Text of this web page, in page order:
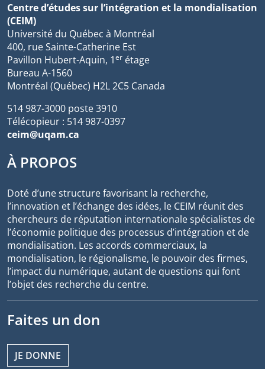
Centre d’études sur l’intégration et la mondialisation
(CEIM)
Université du Québec à Montréal
400, rue Sainte-Catherine Est
Pavillon Hubert-Aquin, 1er étage
Bureau A-1560
Montréal (Québec) H2L 2C5 Canada
514 987-3000 poste 3910
Télécopieur : 514 987-0397
ceim@uqam.ca
À PROPOS
Doté d’une structure favorisant la recherche,
l’innovation et l’échange des idées, le CEIM réunit des
chercheurs de réputation internationale spécialistes de
l’économie politique des processus d’intégration et de
mondialisation. Les accords commerciaux, la
mondialisation, le régionalisme, le pouvoir des firmes,
l’impact du numérique, autant de questions qui font
l’objet des recherche du centre.
Faites un don
JE DONNE